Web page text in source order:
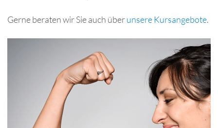
Gerne beraten wir Sie auch überunsere Kursangebote.